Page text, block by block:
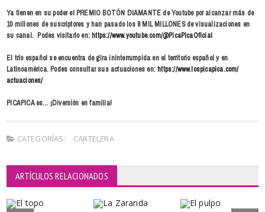
Ya tienen en su poder el PREMIO BOTÓN DIAMANTE de Youtube por alcanzar más de
10 millones de suscriptores y han pasado los 8 MIL MILLONES de visualizaciones en
su canal. Podes visitarlo en:https://www.youtube.com/@PicaPicaOficial
El trío español se encuentra de gira ininterrumpida en el territorio español y en
Latinoamérica. Podes consultar sus actuaciones en:https://www.lospicapica.com/
actuaciones/
PICAPICA es… ¡Diversión en familia!
CATEGORÍAS: CARTELERA
ARTÍCULOS RELACIONADOS